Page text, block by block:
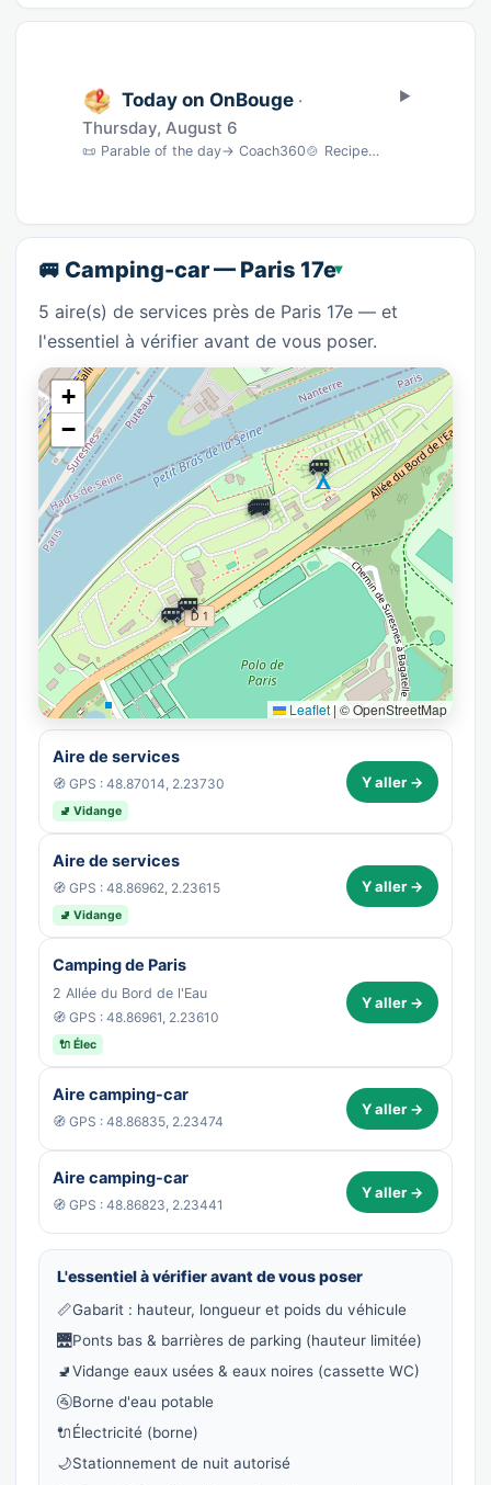
Today on OnBouge ·
Thursday, August 6
📜 Parable of the day→ Coach360🍲 Recipe of the dayMojito sans alcool · 5 min→ BNC🎵 Song …
🚐 Camping-car — Paris 17e
5 aire(s) de services près de Paris 17e — et
l'essentiel à vérifier avant de vous poser.
🚐
🚐
🚐
🚐
🚐
+
−
Leaflet | © OpenStreetMap
Aire de services
🧭 GPS : 48.87014, 2.23730
🚽 Vidange
Y aller →
Aire de services
🧭 GPS : 48.86962, 2.23615
🚽 Vidange
Y aller →
Camping de Paris
2 Allée du Bord de l'Eau
🧭 GPS : 48.86961, 2.23610
🔌 Élec
Y aller →
Aire camping-car
🧭 GPS : 48.86835, 2.23474
Y aller →
Aire camping-car
🧭 GPS : 48.86823, 2.23441
Y aller →
L'essentiel à vérifier avant de vous poser
📏Gabarit : hauteur, longueur et poids du véhicule
🌉Ponts bas & barrières de parking (hauteur limitée)
🚽Vidange eaux usées & eaux noires (cassette WC)
🚰Borne d'eau potable
🔌Électricité (borne)
🌙Stationnement de nuit autorisé